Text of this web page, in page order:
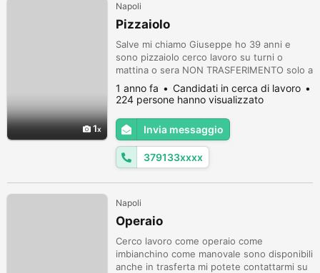
1
Napoli
Pizzaiolo
Salve mi chiamo Giuseppe ho 39 anni e
sono pizzaiolo cerco lavoro su turni o
mattina o sera NON TRASFERIMENTO solo a
napoli questo e il mio numero solo chiamate
no messaggi 3791335553
1 anno fa
Candidati in cerca di lavoro
224 persone hanno visualizzato
Invia messaggio
379133xxxx
Napoli
Operaio
Cerco lavoro come operaio come
imbianchino come manovale sono disponibili
anche in trasferta mi potete contattarmi su